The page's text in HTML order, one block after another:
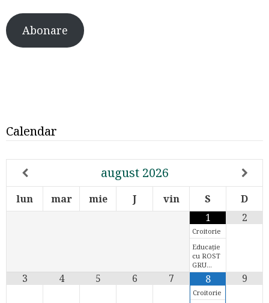
Abonare
Calendar
august 2026
lun mar mie J vin S
D
1
Croitorie
Educație
cu ROST
GRU…
2
3 4 5 6 7 8
Croitorie
9